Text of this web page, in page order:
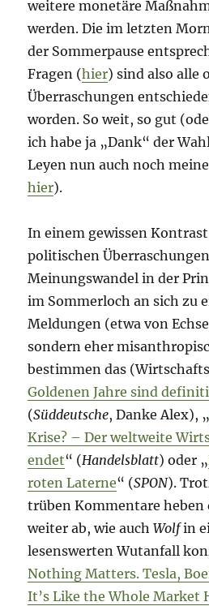
weitere monetäre
werden. Die im letzten
der Sommerpause
Fragen (hier) sind also alle
Überraschungen
worden. So weit, so gut
ich habe ja „Dank“ der
Leyen nun auch noch
hier).
In einem gewissen
politischen
Meinungswandel in der
im Sommerloch an sich zu
Meldungen (etwa von
sondern eher
bestimmen das
Goldenen Jahre sind
(Süddeutsche, Danke Alex),
Krise? – Der weltweite
endet“ (Handelsblatt) oder „
roten Laterne“ (SPON).
trüben Kommentare
weiter ab, wie auchWolfin
lesenswerten Wutanfall
Nothing Matters. Tesla,
It’s Like the Whole Market